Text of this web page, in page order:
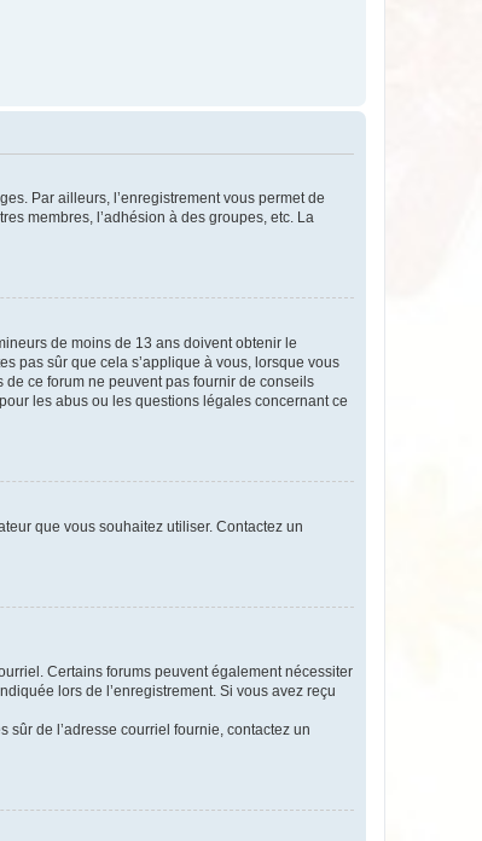
Par ailleurs, l’enregistrement vous permet de
membres, l’adhésion à des groupes, etc. La
de moins de 13 ans doivent obtenir le
pas sûr que cela s’applique à vous, lorsque vous
ce forum ne peuvent pas fournir de conseils
les abus ou les questions légales concernant ce
que vous souhaitez utiliser. Contactez un
Certains forums peuvent également nécessiter
lors de l’enregistrement. Si vous avez reçu
de l’adresse courriel fournie, contactez un